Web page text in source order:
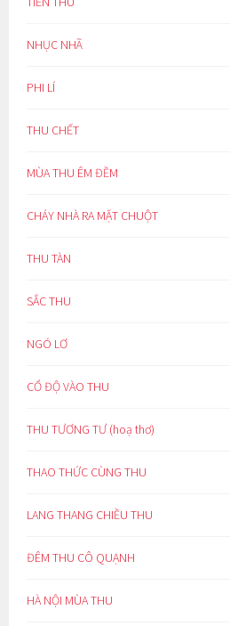
NHỤC NHÃ
PHI LÍ
THU CHẾT
MÙA THU ÊM ĐỀM
CHÁY NHÀ RA MẶT CHUỘT
THU TÀN
SẮC THU
NGÓ LƠ
CỔ ĐỘ VÀO THU
THU TƯƠNG TƯ (hoạ thơ)
THAO THỨC CÙNG THU
LANG THANG CHIỀU THU
ĐÊM THU CÔ QUẠNH
HÀ NỘI MÙA THU